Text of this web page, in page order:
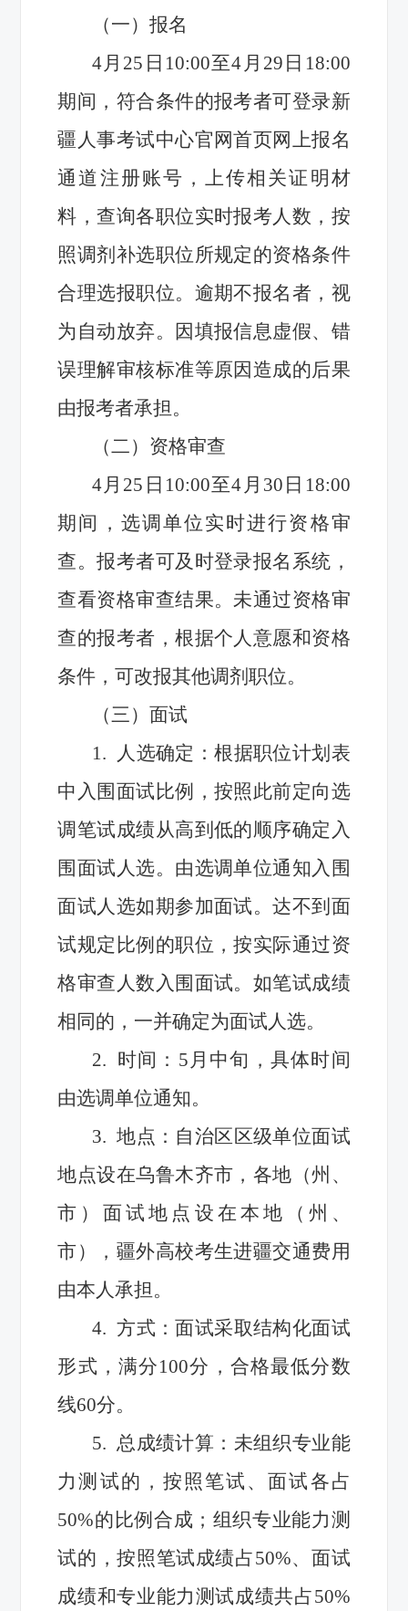
（一）报名
4月25日10:00至4月29日18:00
期间，符合条件的报考者可登录新
疆人事考试中心官网首页网上报名
通道注册账号，上传相关证明材
料，查询各职位实时报考人数，按
照调剂补选职位所规定的资格条件
合理选报职位。逾期不报名者，视
为自动放弃。因填报信息虚假、错
误理解审核标准等原因造成的后果
由报考者承担。
（二）资格审查
4月25日10:00至4月30日18:00
期间，选调单位实时进行资格审
查。报考者可及时登录报名系统，
查看资格审查结果。未通过资格审
查的报考者，根据个人意愿和资格
条件，可改报其他调剂职位。
（三）面试
1. 人选确定：根据职位计划表
中入围面试比例，按照此前定向选
调笔试成绩从高到低的顺序确定入
围面试人选。由选调单位通知入围
面试人选如期参加面试。达不到面
试规定比例的职位，按实际通过资
格审查人数入围面试。如笔试成绩
相同的，一并确定为面试人选。
2. 时间：5月中旬，具体时间
由选调单位通知。
3. 地点：自治区区级单位面试
地点设在乌鲁木齐市，各地（州、
市）面试地点设在本地（州、
市），疆外高校考生进疆交通费用
由本人承担。
4. 方式：面试采取结构化面试
形式，满分100分，合格最低分数
线60分。
5. 总成绩计算：未组织专业能
力测试的，按照笔试、面试各占
50%的比例合成；组织专业能力测
试的，按照笔试成绩占50%、面试
成绩和专业能力测试成绩共占50%